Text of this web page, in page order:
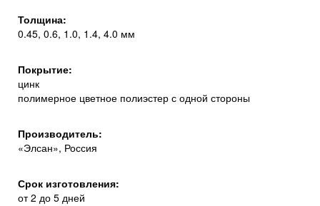
Толщина:
0.45, 0.6, 1.0, 1.4, 4.0 мм
Покрытие:
цинк
полимерное цветное полиэстер с одной стороны
Производитель:
«Элсан», Россия
Срок изготовления:
от 2 до 5 дней